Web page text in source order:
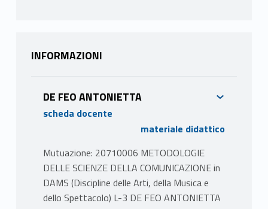
INFORMAZIONI
DE FEO ANTONIETTA
scheda docente
materiale didattico
Mutuazione: 20710006 METODOLOGIE
DELLE SCIENZE DELLA COMUNICAZIONE in
DAMS (Discipline delle Arti, della Musica e
dello Spettacolo) L-3 DE FEO ANTONIETTA